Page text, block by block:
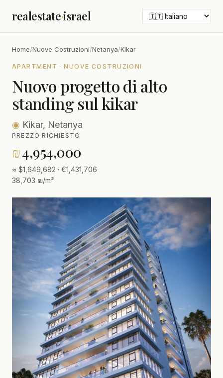
realestate·israel
Home/Nuove Costruzioni/Netanya/Kikar
APARTMENT · NUOVE COSTRUZIONI
Nuovo progetto di alto
standing sul kikar
◉ Kikar, Netanya
PREZZO RICHIESTO
₪4,954,000
≈ $1,649,682 · €1,431,706
38,703 ₪/m²